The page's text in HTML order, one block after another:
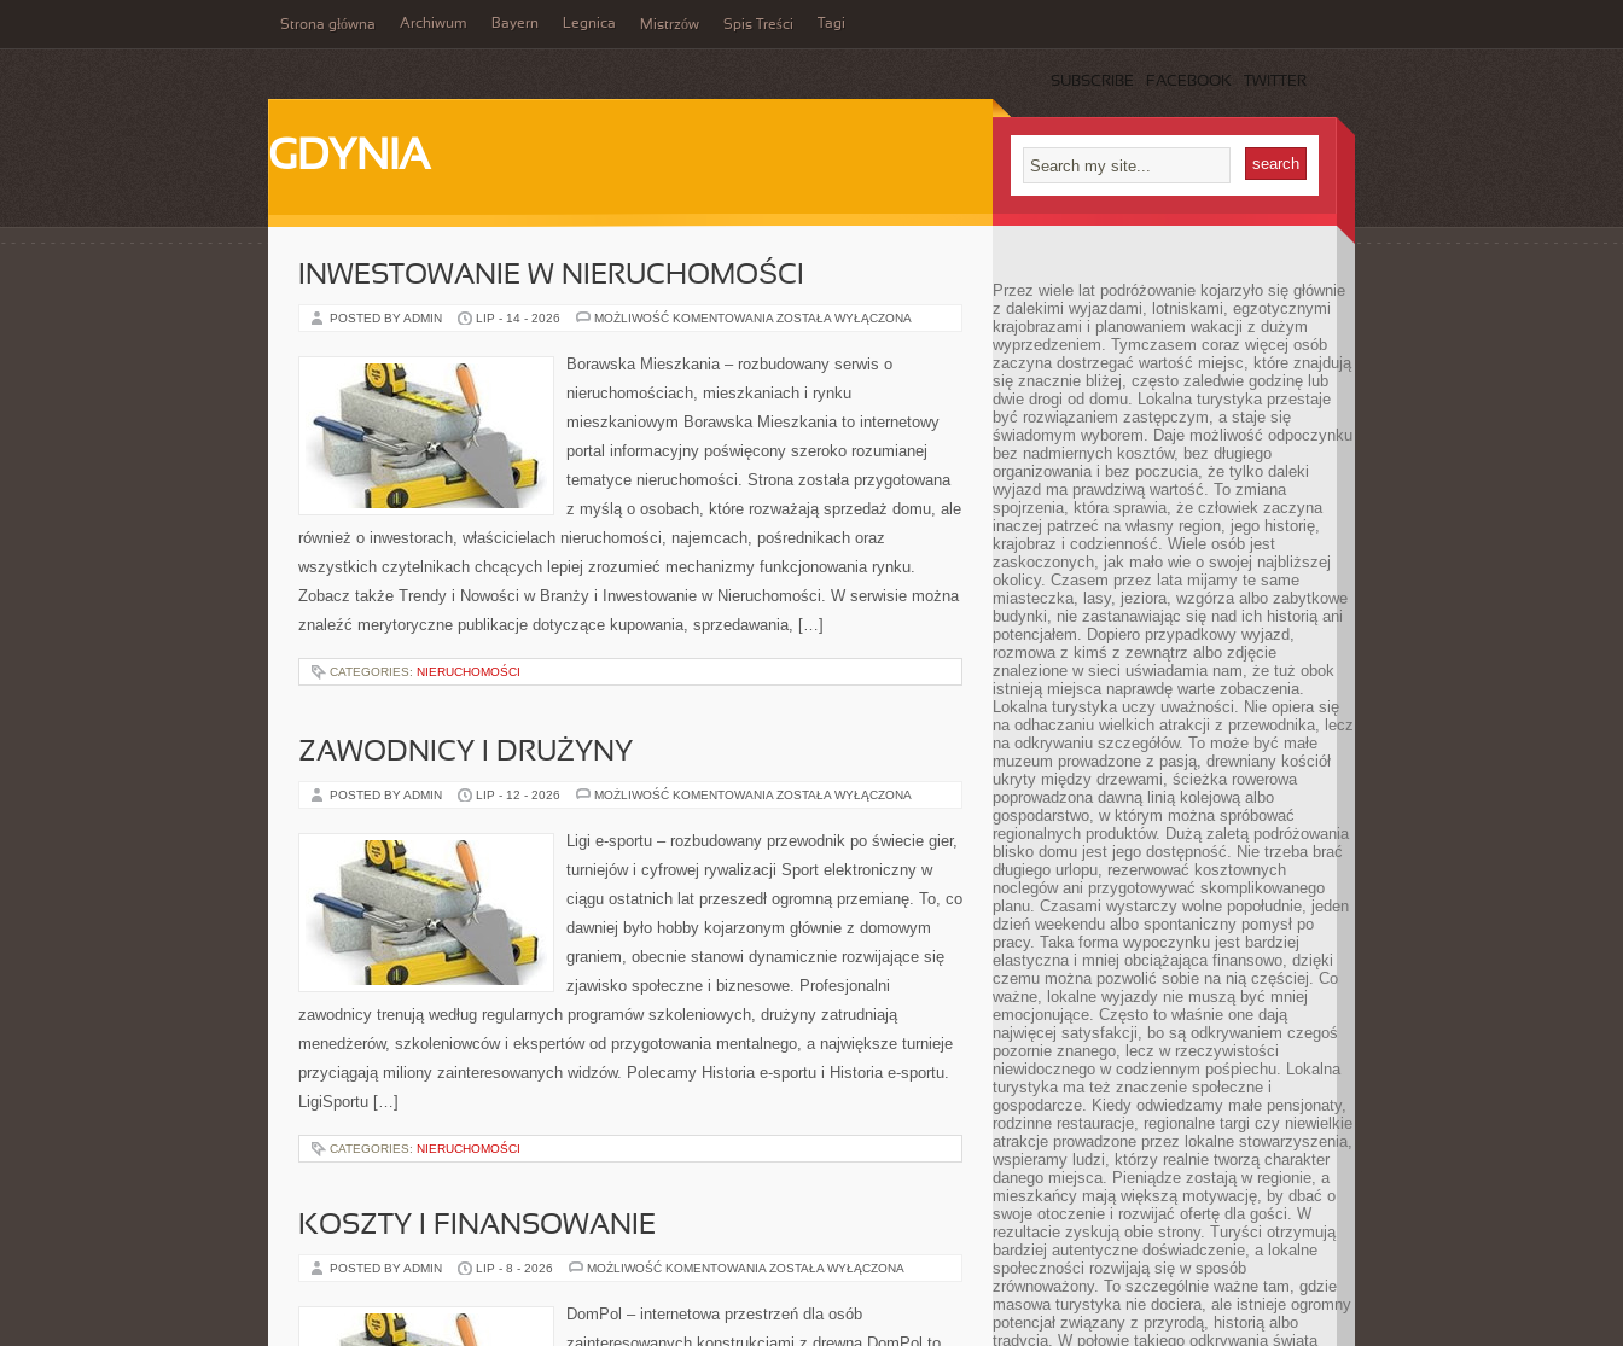
Strona główna Archiwum Bayern Legnica Mistrzów Spis Treści Tagi
SUBSCRIBE FACEBOOK TWITTER
GDYNIA
INWESTOWANIE W NIERUCHOMOŚCI
POSTED BY ADMIN LIP - 14 - 2026 MOŻLIWOŚĆ KOMENTOWANIA INWESTOWANIE
ZOSTAŁA WYŁĄCZONA
Borawska Mieszkania – rozbudowany serwis o
nieruchomościach, mieszkaniach i rynku
mieszkaniowym Borawska Mieszkania to internetowy
portal informacyjny poświęcony szeroko rozumianej
tematyce nieruchomości. Strona została przygotowana
z myślą o osobach, które rozważają sprzedaż domu, ale
również o inwestorach, właścicielach nieruchomości, najemcach, pośrednikach oraz
wszystkich czytelnikach chcących lepiej zrozumieć mechanizmy funkcjonowania rynku.
Zobacz także Trendy i Nowości w Branży i Inwestowanie w Nieruchomości. W serwisie można
znaleźć merytoryczne publikacje dotyczące kupowania, sprzedawania, […]
CATEGORIES: NIERUCHOMOŚCI
ZAWODNICY I DRUŻYNY
POSTED BY ADMIN LIP - 12 - 2026 MOŻLIWOŚĆ KOMENTOWANIA ZAWODNICY
ZOSTAŁA WYŁĄCZONA
Ligi e-sportu – rozbudowany przewodnik po świecie gier,
turniejów i cyfrowej rywalizacji Sport elektroniczny w
ciągu ostatnich lat przeszedł ogromną przemianę. To, co
dawniej było hobby kojarzonym głównie z domowym
graniem, obecnie stanowi dynamicznie rozwijające się
zjawisko społeczne i biznesowe. Profesjonalni
zawodnicy trenują według regularnych programów szkoleniowych, drużyny zatrudniają
menedżerów, szkoleniowców i ekspertów od przygotowania mentalnego, a największe turnieje
przyciągają miliony zainteresowanych widzów. Polecamy Historia e-sportu i Historia e-sportu.
LigiSportu […]
CATEGORIES: NIERUCHOMOŚCI
KOSZTY I FINANSOWANIE
POSTED BY ADMIN LIP - 8 - 2026 MOŻLIWOŚĆ KOMENTOWANIA KOSZTY
ZOSTAŁA WYŁĄCZONA
DomPol – internetowa przestrzeń dla osób
Przez wiele lat podróżowanie kojarzyło się głównie
z dalekimi wyjazdami, lotniskami, egzotycznymi
krajobrazami i planowaniem wakacji z dużym
wyprzedzeniem. Tymczasem coraz więcej osób
zaczyna dostrzegać wartość miejsc, które znajdują
się znacznie bliżej, często zaledwie godzinę lub
dwie drogi od domu. Lokalna turystyka przestaje
być rozwiązaniem zastępczym, a staje się
świadomym wyborem. Daje możliwość odpoczynku
bez nadmiernych kosztów, bez długiego
organizowania i bez poczucia, że tylko daleki
wyjazd ma prawdziwą wartość. To zmiana
spojrzenia, która sprawia, że człowiek zaczyna
inaczej patrzeć na własny region, jego historię,
krajobraz i codzienność. Wiele osób jest
zaskoczonych, jak mało wie o swojej najbliższej
okolicy. Czasem przez lata mijamy te same
miasteczka, lasy, jeziora, wzgórza albo zabytkowe
budynki, nie zastanawiając się nad ich historią ani
potencjałem. Dopiero przypadkowy wyjazd,
rozmowa z kimś z zewnątrz albo zdjęcie
znalezione w sieci uświadamia nam, że tuż obok
istnieją miejsca naprawdę warte zobaczenia.
Lokalna turystyka uczy uważności. Nie opiera się
na odhaczaniu wielkich atrakcji z przewodnika, lecz
na odkrywaniu szczegółów. To może być małe
muzeum prowadzone z pasją, drewniany kościół
ukryty między drzewami, ścieżka rowerowa
poprowadzona dawną linią kolejową albo
gospodarstwo, w którym można spróbować
regionalnych produktów. Dużą zaletą podróżowania
blisko domu jest jego dostępność. Nie trzeba brać
długiego urlopu, rezerwować kosztownych
noclegów ani przygotowywać skomplikowanego
planu. Czasami wystarczy wolne popołudnie, jeden
dzień weekendu albo spontaniczny pomysł po
pracy. Taka forma wypoczynku jest bardziej
elastyczna i mniej obciążająca finansowo, dzięki
czemu można pozwolić sobie na nią częściej. Co
ważne, lokalne wyjazdy nie muszą być mniej
emocjonujące. Często to właśnie one dają
najwięcej satysfakcji, bo są odkrywaniem czegoś
pozornie znanego, lecz w rzeczywistości
niewidocznego w codziennym pośpiechu. Lokalna
turystyka ma też znaczenie społeczne i
gospodarcze. Kiedy odwiedzamy małe pensjonaty,
rodzinne restauracje, regionalne targi czy niewielkie
atrakcje prowadzone przez lokalne stowarzyszenia,
wspieramy ludzi, którzy realnie tworzą charakter
danego miejsca. Pieniądze zostają w regionie, a
mieszkańcy mają większą motywację, by dbać o
swoje otoczenie i rozwijać ofertę dla gości. W
rezultacie zyskują obie strony. Turyści otrzymują
bardziej autentyczne doświadczenie, a lokalne
społeczności rozwijają się w sposób
zrównoważony. To szczególnie ważne tam, gdzie
masowa turystyka nie dociera, ale istnieje ogromny
potencjał związany z przyrodą, historią albo
tradycją. W połowie takiego odkrywania świata